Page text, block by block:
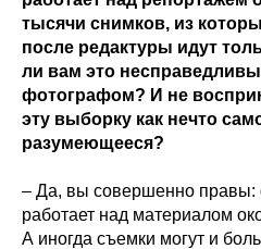
тысячи снимков, из
после редактуры идут
ли вам это
фотографом? И не
эту выборку как нечто
разумеющееся?
– Да, вы совершенно правы:
работает над материалом
А иногда съемки могут и